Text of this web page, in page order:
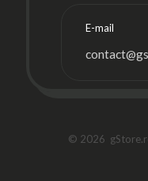
E-mail
© 2026